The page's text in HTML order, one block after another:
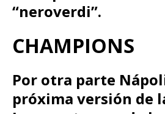
“neroverdi”.
CHAMPIONS
Por otra parte
próxima versión de